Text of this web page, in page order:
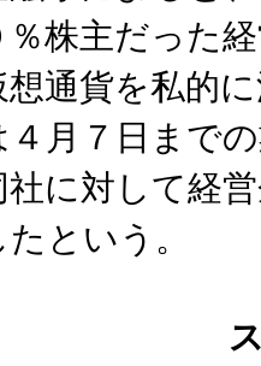
％株主だった
想通貨を私的
４月７日まで
社に対して経
たという。